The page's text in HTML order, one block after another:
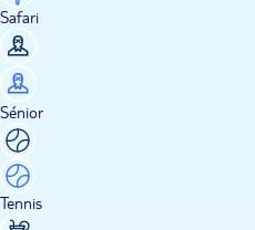
Safari
Sénior
Tennis